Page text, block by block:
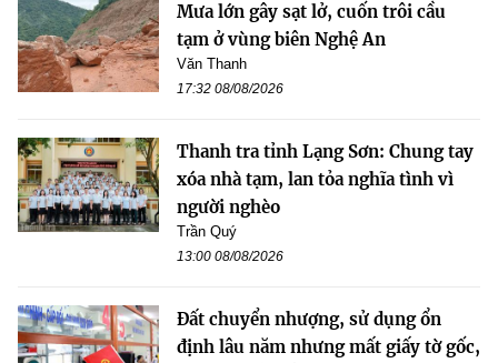
Mưa lớn gây sạt lở, cuốn trôi cầu
tạm ở vùng biên Nghệ An
Văn Thanh
17:32 08/08/2026
Thanh tra tỉnh Lạng Sơn: Chung tay
xóa nhà tạm, lan tỏa nghĩa tình vì
người nghèo
Trần Quý
13:00 08/08/2026
Đất chuyển nhượng, sử dụng ổn
định lâu năm nhưng mất giấy tờ gốc,